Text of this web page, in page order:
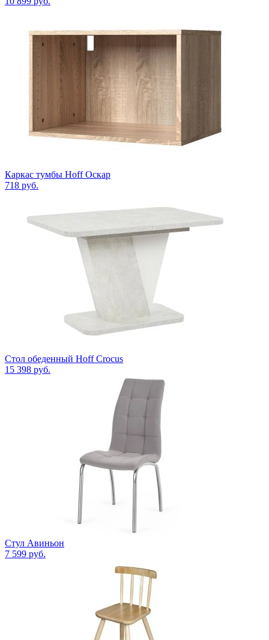
Каркас тумбы Hoff Оскар
718 руб.
Стол обеденный Hoff Crocus
15 398 руб.
Стул Авиньон
7 599 руб.